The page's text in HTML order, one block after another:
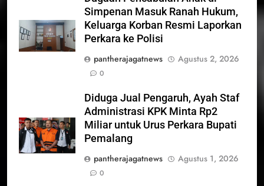
Simpenan Masuk Ranah Hukum,
Keluarga Korban Resmi Laporkan
Perkara ke Polisi
pantherajagatnews
Agustus 2, 2026
0
Diduga Jual Pengaruh, Ayah Staf
Administrasi KPK Minta Rp2
Miliar untuk Urus Perkara Bupati
Pemalang
pantherajagatnews
Agustus 1, 2026
0